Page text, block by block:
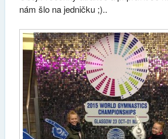
nám šlo na jedničku ;)..